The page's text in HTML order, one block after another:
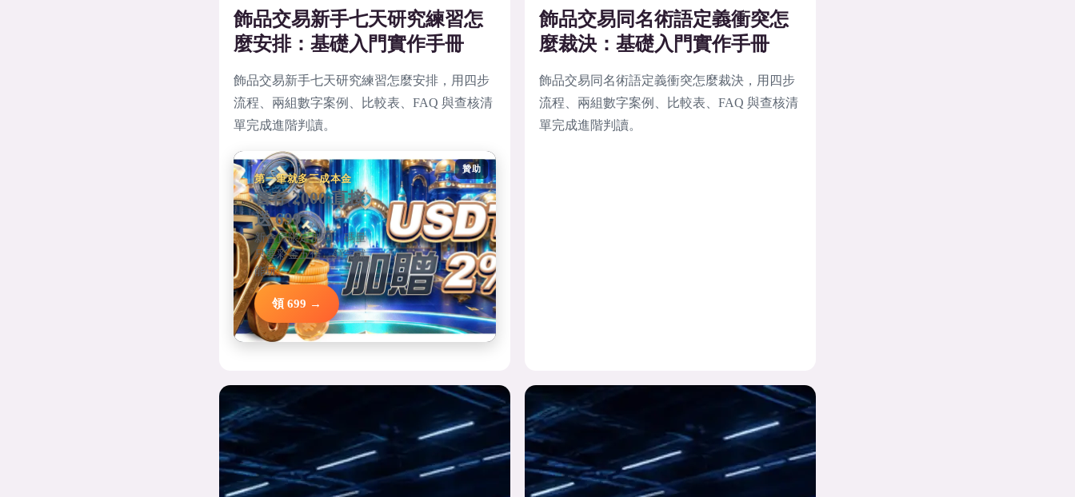
飾品交易新手七天研究練習怎
麼安排：基礎入門實作手冊
飾品交易新手七天研究練習怎麼安排，用四步
流程、兩組數字案例、比較表、FAQ 與查核清
單完成進階判讀。
贊助
第一筆就多三成本金
首存 2000 直接
送 699
新會員限定加碼，碼量
只要彩金五倍，領完就
能玩。
領 699 →
飾品交易同名術語定義衝突怎
麼裁決：基礎入門實作手冊
飾品交易同名術語定義衝突怎麼裁決，用四步
流程、兩組數字案例、比較表、FAQ 與查核清
單完成進階判讀。